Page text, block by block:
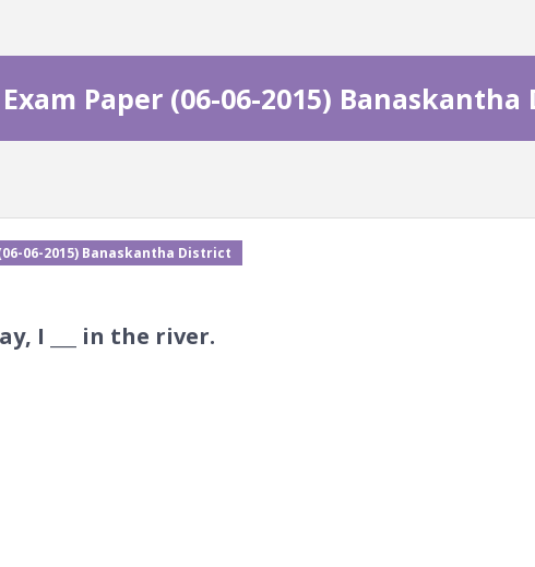
Paper (06-06-2015)
06-2015) Banaskantha District
I ___ in the river.